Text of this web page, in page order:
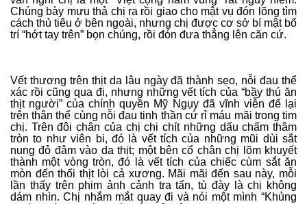
Chúng bày mưu thả chị ra rồi giao cho mật vụ đón lõng tìm
cách thủ tiêu ở bên ngoài, nhưng chị được cơ sở bí mật bố
trí “hớt tay trên” bọn chúng, rồi đón đưa thẳng lên căn cứ.
Vết thương trên thịt da lâu ngày đã thành sẹo, nỗi đau thể
xác rồi cũng qua đi, nhưng những vết tích của “bầy thú ăn
thịt người” của chính quyền Mỹ Ngụy đã vĩnh viễn để lại
trên thân thể cùng nỗi đau tinh thần cứ rỉ máu mãi trong tim
chị. Trên đôi chân của chị chi chít những dấu chấm thâm
tròn to như viên bi, đó là vết tích của những mũi dùi sắt
nung đỏ đâm vào da thịt; một bên cổ chân chị lõm khuyết
thành một vòng tròn, đó là vết tích của chiếc cùm sắt ăn
mòn đến thối thịt lòi cả xương. Mãi mãi đến sau này, mỗi
lần thấy trên phim ảnh cảnh tra tấn, tù đày là chị không
dám nhìn. Chị nhắm mắt quay đi và nói một mình “Khủng